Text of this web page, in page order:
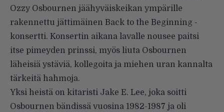
Ozzy Osbournen jäähyväiskeikan ympärille
rakennettu jättimäinen Back to the Beginning -
konsertti. Konsertin aikana lavalle nousee paitsi
itse pimeyden prinssi, myös liuta Osbournen
läheisiä ystäviä, kollegoita ja miehen uran kannalta
tärkeitä hahmoja.
Yksi heistä on kitaristi Jake E. Lee, joka soitti
Osbournen bändissä vuosina 1982-1987 ja oli